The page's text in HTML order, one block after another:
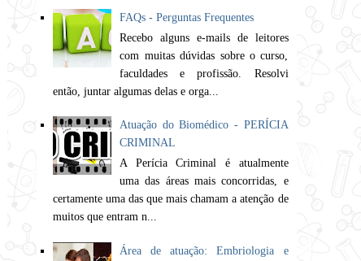
FAQs - Perguntas Frequentes
Recebo alguns e-mails de leitores
com muitas dúvidas sobre o curso,
faculdades e profissão. Resolvi
então, juntar algumas delas e orga...
Atuação do Biomédico - PERÍCIA
CRIMINAL
A Perícia Criminal é atualmente
uma das áreas mais concorridas, e
certamente uma das que mais chamam a atenção de
muitos que entram n...
Área de atuação: Embriologia e